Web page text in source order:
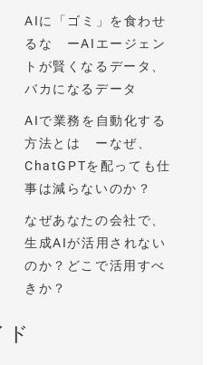
AIに「ゴミ」を食わせ
るな ーAIエージェン
トが賢くなるデータ、
バカになるデータ
AIで業務を自動化する
方法とは ーなぜ、
ChatGPTを配っても仕
事は減らないのか？
なぜあなたの会社で、
生成AIが活用されない
のか？どこで活用すべ
きか？